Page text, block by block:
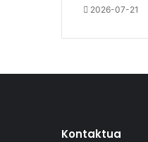
2026-07-21
Kontaktua